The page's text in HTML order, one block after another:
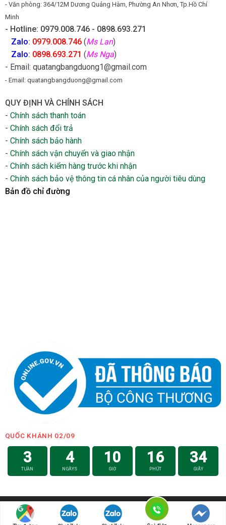
- Văn phòng: 364/12M Dương Quảng Hàm, Phường An Nhơn, Tp.Hồ Chí
Minh
- Hotline: 0979.008.746 - 0898.693.271
Zalo: 0979.008.746 (Ms Lan)
Zalo: 0898.693.271 (Ms Nga)
- Email: quatangbangduong1@gmail.com
- Email: quatangbangduong@gmail.com
QUY ĐỊNH VÀ CHÍNH SÁCH
- Chính sách thanh toán
- Chính sách đổi trả
- Chính sách bảo hành
- Chính sách vận chuyển và giao nhận
- Chính sách kiểm hàng trước khi nhận
- Chính sách bảo vệ thông tin cá nhân của người tiêu dùng
Bản đồ chỉ đường
QUỐC KHÁNH 02/09
3
TUẦN
4
NGÀYS
10
GIỜ
16
PHÚT
33
GIÂY
Hotline: 0979.008.746
Copyright 2026 ©
bởi Quà Tặng Băng Dương